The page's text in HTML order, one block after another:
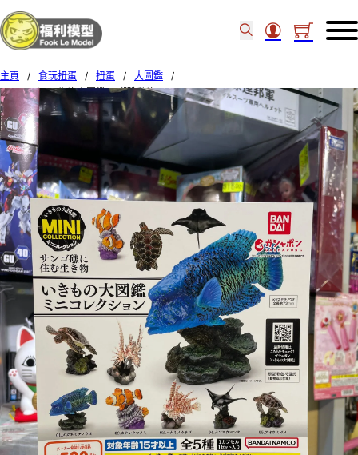
主頁 / 食玩扭蛋 / 扭蛋 / 大圖鑑
/
BANDAI扭蛋 生物大圖鑑 珊瑚礁動物 SET OF 5 (31)